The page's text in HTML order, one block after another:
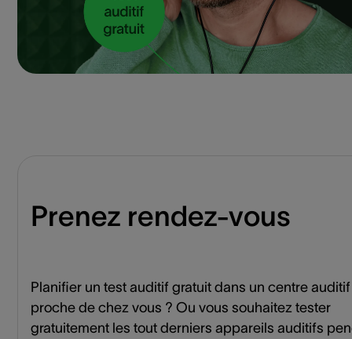
Prenez rendez-vous
Planifier un test auditif gratuit dans un centre auditif
proche de chez vous ? Ou vous souhaitez tester
gratuitement les tout derniers appareils auditifs